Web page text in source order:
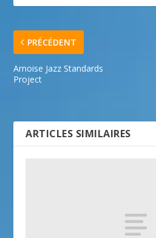
PRÉCÉDENT
Arnoise Jazz Standards
Project
ARTICLES SIMILAIRES